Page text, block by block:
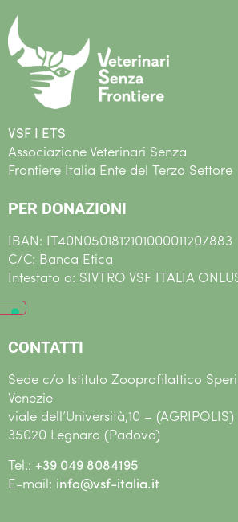
VSF I ETS
Associazione Veterinari Senza
Frontiere Italia Ente del Terzo Settore
PER DONAZIONI
IBAN: IT40N0501812101000011207883
C/C: Banca Etica
Intestato a: SIVTRO VSF ITALIA
CONTATTI
Sede c/o Istituto Zooprofilattico
Venezie
viale dell’Università,10 – (AGRIPOLIS)
35020 Legnaro (Padova)
Tel.: +39 049 8084195
E-mail: info@vsf-italia.it